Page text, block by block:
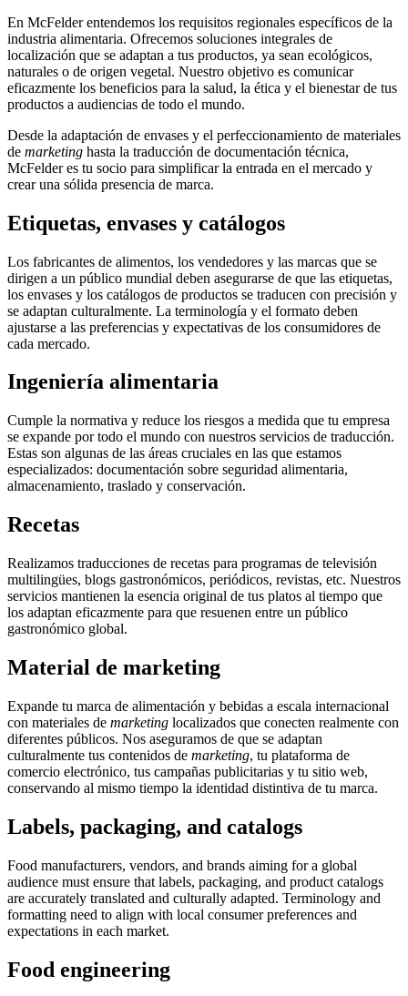
En McFelder entendemos los requisitos regionales específicos de la
industria alimentaria. Ofrecemos soluciones integrales de
localización que se adaptan a tus productos, ya sean ecológicos,
naturales o de origen vegetal. Nuestro objetivo es comunicar
eficazmente los beneficios para la salud, la ética y el bienestar de tus
productos a audiencias de todo el mundo.
Desde la adaptación de envases y el perfeccionamiento de materiales
de marketing hasta la traducción de documentación técnica,
McFelder es tu socio para simplificar la entrada en el mercado y
crear una sólida presencia de marca.
Etiquetas, envases y catálogos
Los fabricantes de alimentos, los vendedores y las marcas que se
dirigen a un público mundial deben asegurarse de que las etiquetas,
los envases y los catálogos de productos se traducen con precisión y
se adaptan culturalmente. La terminología y el formato deben
ajustarse a las preferencias y expectativas de los consumidores de
cada mercado.
Ingeniería alimentaria
Cumple la normativa y reduce los riesgos a medida que tu empresa
se expande por todo el mundo con nuestros servicios de traducción.
Estas son algunas de las áreas cruciales en las que estamos
especializados: documentación sobre seguridad alimentaria,
almacenamiento, traslado y conservación.
Recetas
Realizamos traducciones de recetas para programas de televisión
multilingües, blogs gastronómicos, periódicos, revistas, etc. Nuestros
servicios mantienen la esencia original de tus platos al tiempo que
los adaptan eficazmente para que resuenen entre un público
gastronómico global.
Material de marketing
Expande tu marca de alimentación y bebidas a escala internacional
con materiales de marketing localizados que conecten realmente con
diferentes públicos. Nos aseguramos de que se adaptan
culturalmente tus contenidos de marketing, tu plataforma de
comercio electrónico, tus campañas publicitarias y tu sitio web,
conservando al mismo tiempo la identidad distintiva de tu marca.
Labels, packaging, and catalogs
Food manufacturers, vendors, and brands aiming for a global
audience must ensure that labels, packaging, and product catalogs
are accurately translated and culturally adapted. Terminology and
formatting need to align with local consumer preferences and
expectations in each market.
Food engineering